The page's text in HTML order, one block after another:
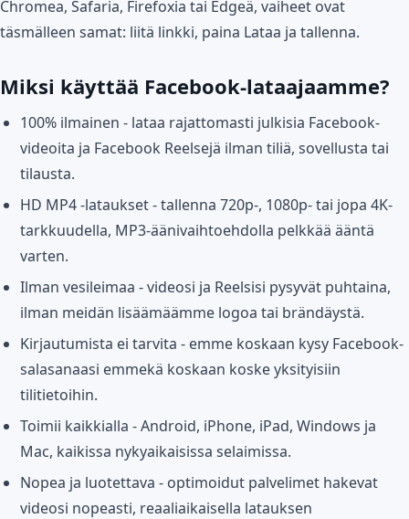
Chromea, Safaria, Firefoxia tai Edgeä, vaiheet ovat
täsmälleen samat: liitä linkki, paina Lataa ja tallenna.
Miksi käyttää Facebook-lataajaamme?
100% ilmainen - lataa rajattomasti julkisia Facebook-
videoita ja Facebook Reelsejä ilman tiliä, sovellusta tai
tilausta.
HD MP4 -lataukset - tallenna 720p-, 1080p- tai jopa 4K-
tarkkuudella, MP3-äänivaihtoehdolla pelkkää ääntä
varten.
Ilman vesileimaa - videosi ja Reelsisi pysyvät puhtaina,
ilman meidän lisäämäämme logoa tai brändäystä.
Kirjautumista ei tarvita - emme koskaan kysy Facebook-
salasanaasi emmekä koskaan koske yksityisiin
tilitietoihin.
Toimii kaikkialla - Android, iPhone, iPad, Windows ja
Mac, kaikissa nykyaikaisissa selaimissa.
Nopea ja luotettava - optimoidut palvelimet hakevat
videosi nopeasti, reaaliaikaisella latauksen